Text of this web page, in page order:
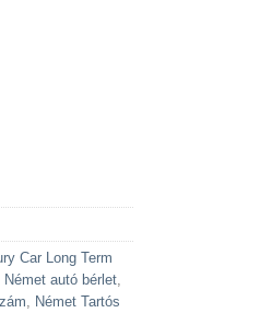
Car Long Term
Német autó bérlet,
Német Tartós